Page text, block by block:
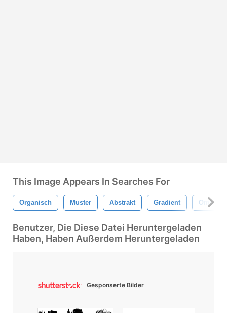
This Image Appears In Searches For
Organisch Muster Abstrakt Gradient Ombre
Benutzer, Die Diese Datei Heruntergeladen
Haben, Haben Außerdem Heruntergeladen
Gesponserte Bilder